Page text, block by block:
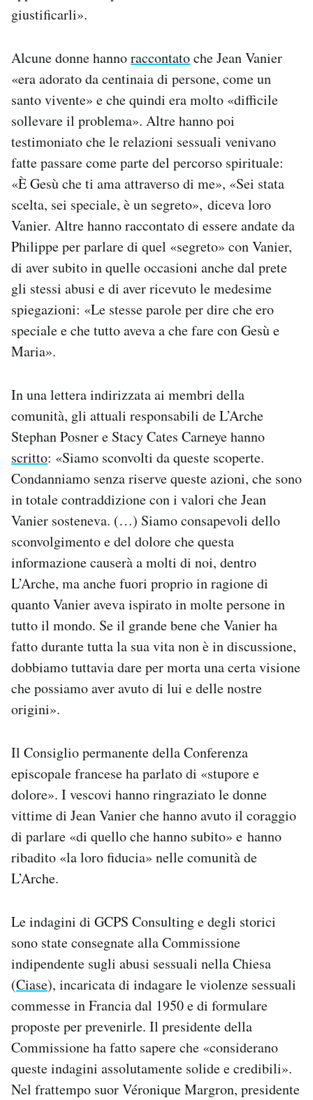
giustificarli».
Alcune donne hannoraccontatoche Jean Vanier
«era adorato da centinaia di persone, come un
santo vivente» e che quindi era molto «difficile
sollevare il problema». Altre hanno poi
testimoniato che le relazioni sessuali venivano
fatte passare come parte del percorso spirituale:
«È Gesù che ti ama attraverso di me», «Sei stata
scelta, sei speciale, è un segreto», diceva loro
Vanier. Altre hanno raccontato di essere andate da
Philippe per parlare di quel «segreto» con Vanier,
di aver subito in quelle occasioni anche dal prete
gli stessi abusi e di aver ricevuto le medesime
spiegazioni: «Le stesse parole per dire che ero
speciale e che tutto aveva a che fare con Gesù e
Maria».
In una lettera indirizzata ai membri della
comunità, gli attuali responsabili de L’Arche
Stephan Posner e Stacy Cates Carneye hanno
scritto: «Siamo sconvolti da queste scoperte.
Condanniamo senza riserve queste azioni, che sono
in totale contraddizione con i valori che Jean
Vanier sosteneva. (…) Siamo consapevoli dello
sconvolgimento e del dolore che questa
informazione causerà a molti di noi, dentro
L’Arche, ma anche fuori proprio in ragione di
quanto Vanier aveva ispirato in molte persone in
tutto il mondo. Se il grande bene che Vanier ha
fatto durante tutta la sua vita non è in discussione,
dobbiamo tuttavia dare per morta una certa visione
che possiamo aver avuto di lui e delle nostre
origini».
Il Consiglio permanente della Conferenza
episcopale francese ha parlato di «stupore e
dolore». I vescovi hanno ringraziato le donne
vittime di Jean Vanier che hanno avuto il coraggio
di parlare «di quello che hanno subito» e hanno
ribadito «la loro fiducia» nelle comunità de
L’Arche.
Le indagini di GCPS Consulting e degli storici
sono state consegnate alla Commissione
indipendente sugli abusi sessuali nella Chiesa
(Ciase), incaricata di indagare le violenze sessuali
commesse in Francia dal 1950 e di formulare
proposte per prevenirle. Il presidente della
Commissione ha fatto sapere che «considerano
queste indagini assolutamente solide e credibili».
Nel frattempo suor Véronique Margron, presidente